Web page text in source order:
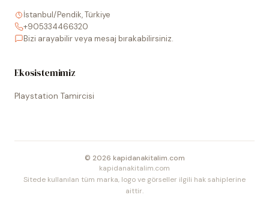
İstanbul/Pendik, Türkiye
+905334466320
Bizi arayabilir veya mesaj bırakabilirsiniz.
Ekosistemimiz
Playstation Tamircisi
© 2026 kapidanakitalim.com
kapidanakitalim.com
Sitede kullanılan tüm marka, logo ve görseller ilgili hak sahiplerine
aittir.